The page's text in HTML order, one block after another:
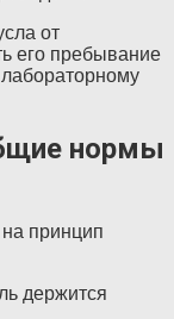
от
его пребывание
нормы
принцип
держится